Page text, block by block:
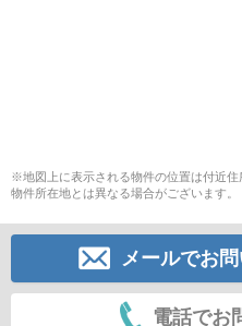
※地図上に表示される物件の位置は付近
物件所在地とは異なる場合がございます。
メールでお
電話でお